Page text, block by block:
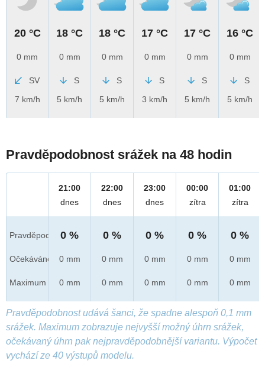
20 °C
0 mm
SV
7 km/h
18 °C
0 mm
S
5 km/h
18 °C
0 mm
S
5 km/h
17 °C
0 mm
S
3 km/h
17 °C
0 mm
S
5 km/h
16 °C
0 mm
S
5 km/h
Pravděpodobnost srážek na 48 hodin
Pravděpod.
Očekáváno
Maximum
21:00
dnes
0 %
0 mm
0 mm
22:00
dnes
0 %
0 mm
0 mm
23:00
dnes
0 %
0 mm
0 mm
00:00
zítra
0 %
0 mm
0 mm
01:00
zítra
0 %
0 mm
0 mm
Pravděpodobnost udává šanci, že spadne alespoň 0,1 mm
srážek. Maximum zobrazuje nejvyšší možný úhrn srážek,
očekávaný úhrn pak nejpravděpodobnější variantu. Výpočet
vychází ze 40 výstupů modelu.